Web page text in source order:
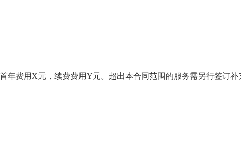
年费用X元，续费费用Y元。超出本合同范围的服务需另行签订补